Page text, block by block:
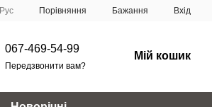
Рус Порівняння Бажання Вхід
067-469-54-99
Передзвонити вам?
Мій кошик